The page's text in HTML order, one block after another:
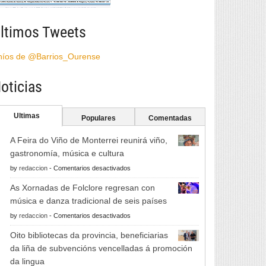
Tweets
de @Barrios_Ourense
Ultimas Populares Comentadas
A Feira do Viño de Monterrei reunirá viño,
gastronomía, música e cultura
by redaccion - Comentarios desactivados
A
de
Monterrei
As Xornadas de Folclore regresan con
música e danza tradicional de seis países
by redaccion - Comentarios desactivados
As
Oito bibliotecas da provincia, beneficiarias
da liña de subvencións vencelladas á promoción
da lingua